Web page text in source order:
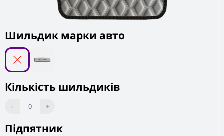
Підпятник
Шильдик марки авто
Кількість шильдиків
- 0 +